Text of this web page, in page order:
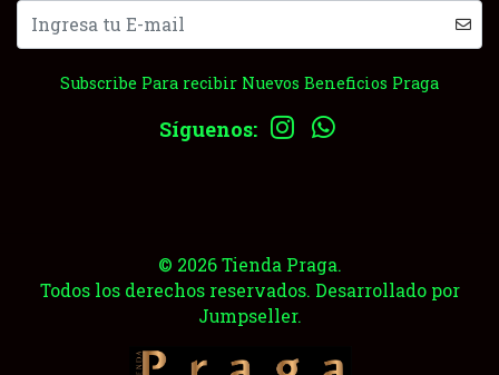
Subscribe Para recibir Nuevos Beneficios Praga
Síguenos:
© 2026 Tienda Praga.
Todos los derechos reservados. Desarrollado por
Jumpseller.